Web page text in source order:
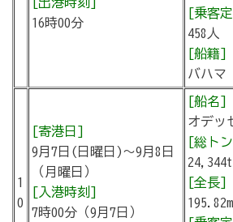
16時00分
[乗客
458人
[船籍]
バハマ
1
0
[寄港日]
9月7日(日曜日)～9月8日
（月曜日）
[入港時刻]
7時00分（9月7日）
[船名]
オデッ
[総ト
24,344t
[全長]
195.82m